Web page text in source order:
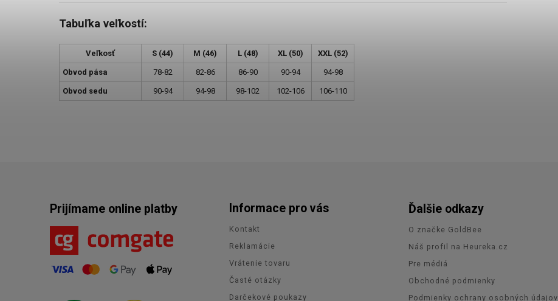
Tabuľka veľkostí:
Veľkosť S (44) M (46) L (48) XL (50) XXL (52)
Obvod pása 78-82 82-86 86-90 90-94 94-98
Obvod sedu 90-94 94-98 98-102 102-106 106-110
Prijímame online platby Informace pro vás
Kontakt
Reklamácie
Vrátenie tovaru
Časté otázky
Darčekové poukazy
Ďalšie odkazy
O značke GoldBee
Náš profil na Heureka.cz
Pre médiá
Obchodné podmienky
Podmienky ochrany osobných údajov